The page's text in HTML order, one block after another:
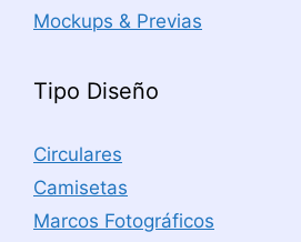
Mockups & Previas
Tipo Diseño
Circulares
Camisetas
Marcos Fotográficos